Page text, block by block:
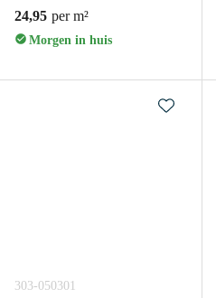
24,95 per m²
Morgen in huis
303-050301